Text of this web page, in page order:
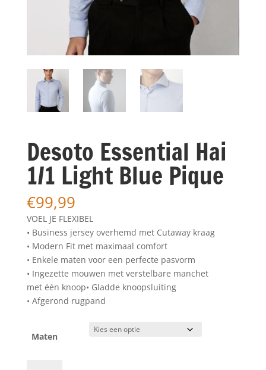
Desoto Essential Hai
1/1 Light Blue Pique
€99,99
VOEL JE FLEXIBEL
• Business jersey overhemd met Cutaway kraag
• Modern Fit met maximaal comfort
• Enkele maten voor een perfecte pasvorm
• Ingezette mouwen met verstelbare manchet
met één knoop• Gladde knoopsluiting
• Afgerond rugpand
Maten